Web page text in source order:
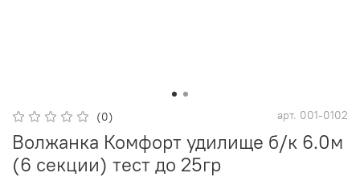
(0) арт. 001-0102
Волжанка Комфорт удилище б/к 6.0м
(6 секции) тест до 25гр